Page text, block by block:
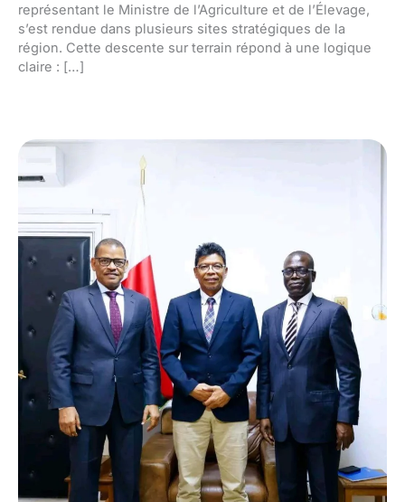
représentant le Ministre de l’Agriculture et de l’Élevage,
s’est rendue dans plusieurs sites stratégiques de la
région. Cette descente sur terrain répond à une logique
claire : […]